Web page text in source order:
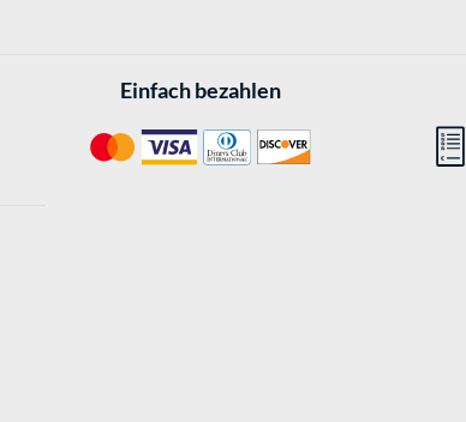
Einfach bezahlen